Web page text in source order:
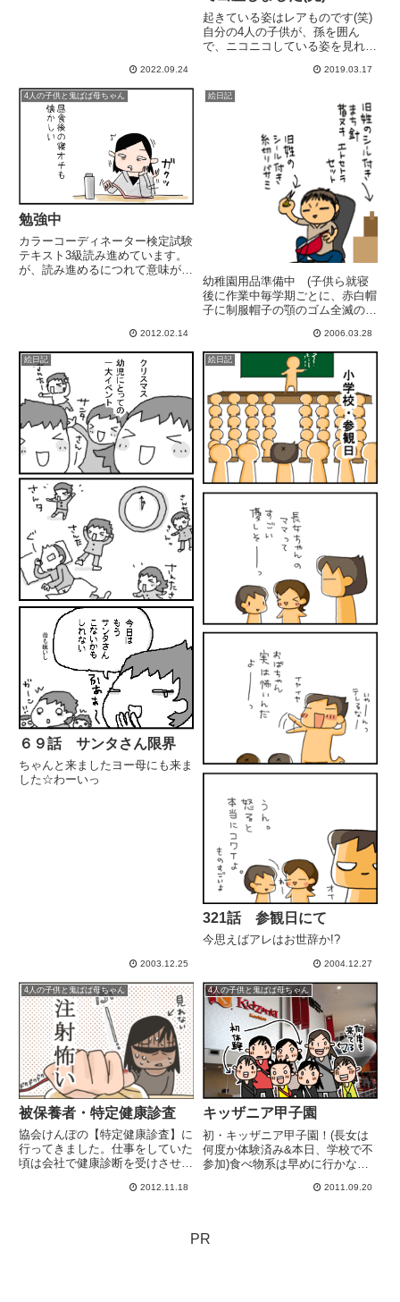
2022.09.24
起きている姿はレアものです(笑)
自分の4人の子供が、孫を囲ん
で、ニコニコしている姿を見れる
1ヶ月になる今は、もう少し起き
ている時間も増えたみたい。里帰
り無しで夫婦2人で頑張っていま
す。旦那くんは毎晩のお...
2019.03.17
4人の子供と鬼ばば母ちゃん
勉強中
カラーコーディネーター検定試験
テキスト3級読み進めています。
が、読み進めるにつれて意味が分
高校生以来だわ～～～！！懐かし
い(笑) そういや今日は、...
2012.02.14
絵日記
幼稚園用品準備中 (子供ら就寝
後に作業中毎学期ごとに、赤白帽
子に制服帽子の顎のゴム全滅の我
なのに、この時期は縫い物多く
て、四苦八苦してます。そんな私
の裁縫道具の90%は「小学校の時
に家庭科で使ってた裁縫道具」
で...
2006.03.28
絵日記
６９話 サンタさん限界
ちゃんと来ましたヨー母にも来ま
した☆わーいっ
2003.12.25
絵日記
321話 参観日にて
今思えばアレはお世辞か!?
2004.12.27
4人の子供と鬼ばば母ちゃん
被保養者・特定健康診査
協会けんぽの【特定健康診査】に
行ってきました。仕事をしていた
頃は会社で健康診断を受けさせて
業主婦になると、いろいろほった
2012.11.18
4人の子供と鬼ばば母ちゃん
キッザニア甲子園
初・キッザニア甲子園！(長女は
何度か体験済み&本日、学校で不
参加)食べ物系は早めに行かなき
2011.09.20
PR